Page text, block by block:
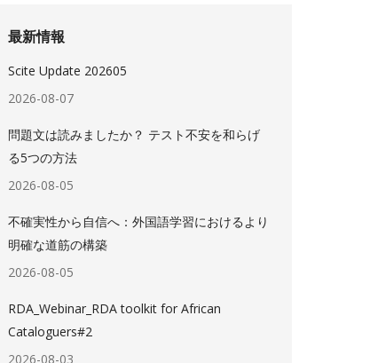
最新情報
Scite Update 202605
2026-08-07
問題文は読みましたか？ テスト不安を和らげ
る5つの方法
2026-08-05
不確実性から自信へ：外国語学習におけるより
明確な道筋の構築
2026-08-05
RDA_Webinar_RDA toolkit for African
Cataloguers#2
2026-08-03